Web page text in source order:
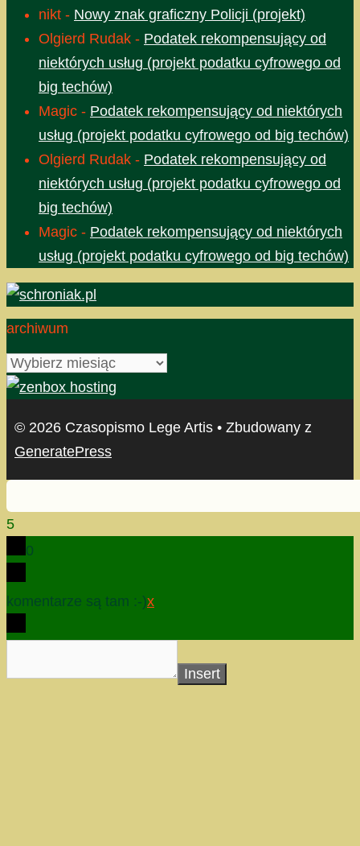
nikt - Nowy znak graficzny Policji (projekt)
Olgierd Rudak - Podatek rekompensujący od
niektórych usług (projekt podatku cyfrowego od
big techów)
Magic - Podatek rekompensujący od niektórych
usług (projekt podatku cyfrowego od big techów)
Olgierd Rudak - Podatek rekompensujący od
niektórych usług (projekt podatku cyfrowego od
big techów)
Magic - Podatek rekompensujący od niektórych
usług (projekt podatku cyfrowego od big techów)
archiwum
archiwum
© 2026 Czasopismo Lege Artis • Zbudowany z
GeneratePress
5
0
komentarze są tam :-)x
Insert